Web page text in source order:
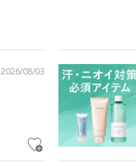
2026/08/03